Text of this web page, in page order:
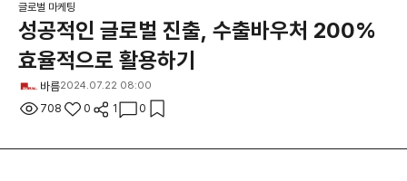
글로벌 마케팅
성공적인 글로벌 진출, 수출바우처 200%
효율적으로 활용하기
바름2024.07.22 08:00
708 0 1 0